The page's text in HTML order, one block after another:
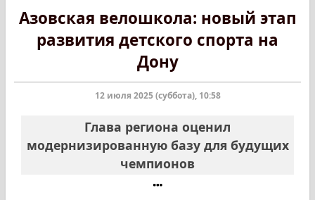
Азовская велошкола: новый этап
развития детского спорта на
Дону
12 июля 2025 (суббота), 10:58
Глава региона оценил
модернизированную базу для будущих
чемпионов